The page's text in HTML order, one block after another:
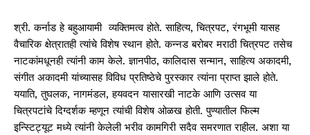
श्री. कर्नाड हे बहुआयामी व्यक्तिमत्व होते. साहित्य, चित्रपट, रंगभूमी यासह
वैचारिक क्षेत्रातही त्यांचे विशेष स्थान होते. कन्नड बरोबर मराठी चित्रपट तसेच
नाटकांमधूनही त्यांनी काम केले. ज्ञानपीठ, कालिदास सन्मान, साहित्य अकादमी,
संगीत अकादमी यांच्यासह विविध प्रतिष्ठेचे पुरस्कार त्यांना प्राप्त झाले होते.
ययाति, तुघलक, नागमंडल, हयवदन यासारखी नाटके आण‍ि उत्सव या
चित्रपटांचे दिग्दर्शक म्हणून त्यांची विशेष ओळख होती. पुण्यातील फिल्म
इन्स्टिट्यूट मध्ये त्यांनी केलेली भरीव कामगिरी सदैव समरणात राहील. अशा या